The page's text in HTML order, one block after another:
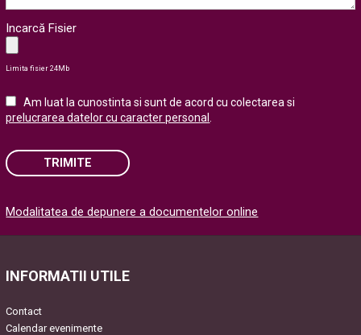
Incarcă Fisier
Limita fisier 24Mb
Am luat la cunostinta si sunt de acord cu colectarea si
prelucrarea datelor cu caracter personal.
TRIMITE
Please
empty.
Modalitatea de depunere a documentelor online
INFORMATII UTILE
Contact
Calendar evenimente